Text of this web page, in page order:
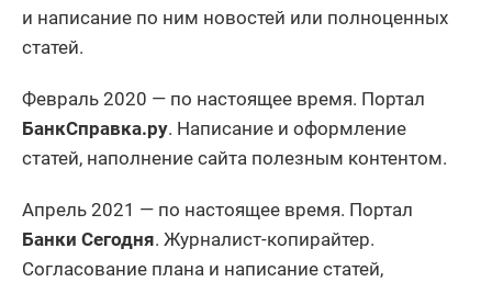
и написание по ним новостей или полноценных
статей.
Февраль 2020 — по настоящее время. Портал
БанкСправка.ру. Написание и оформление
статей, наполнение сайта полезным контентом.
Апрель 2021 — по настоящее время. Портал
Банки Сегодня. Журналист-копирайтер.
Согласование плана и написание статей,